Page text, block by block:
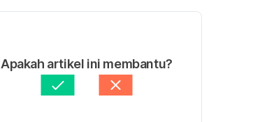
Apakah artikel ini membantu?